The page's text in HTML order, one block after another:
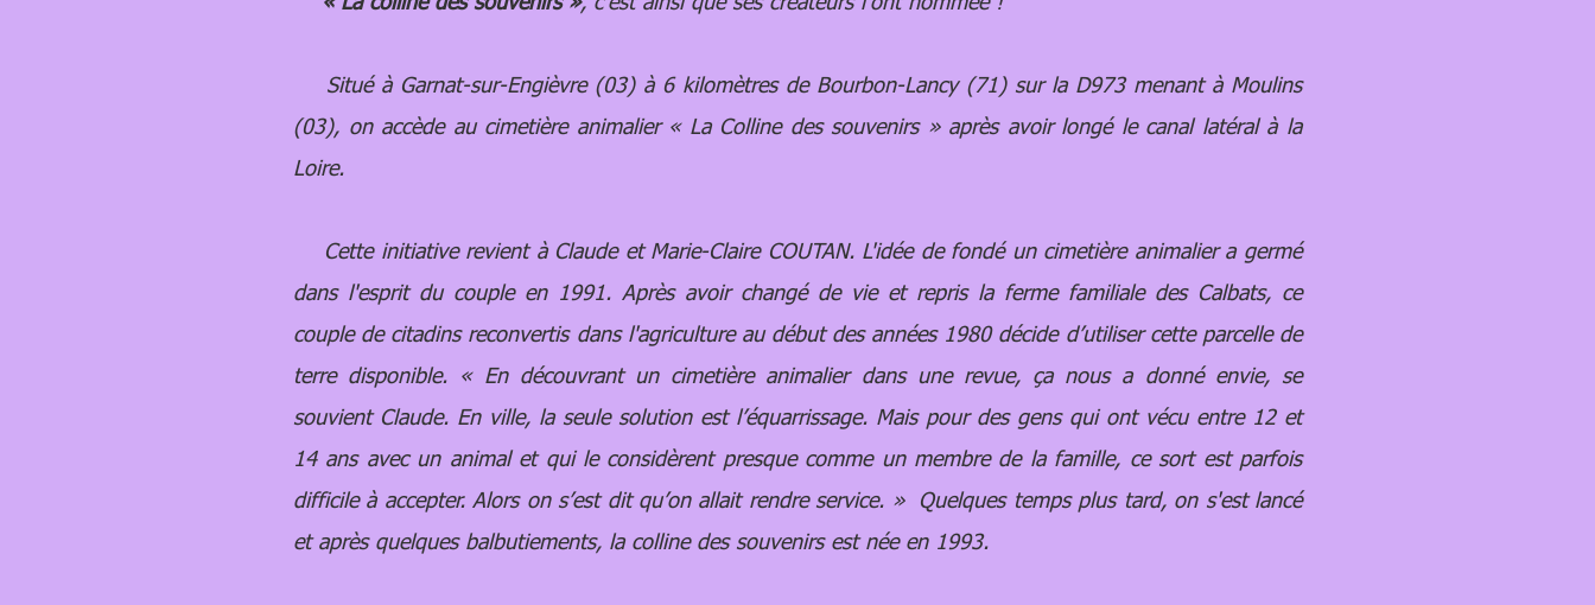
Situé à Garnat-sur-Engièvre (03) à 6 kilomètres de Bourbon-Lancy (71) sur la D973 menant à Moulins
(03), on accède au cimetière animalier « La Colline des souvenirs » après avoir longé le canal latéral à la
Loire.
Cette initiative revient à Claude et Marie-Claire COUTAN. L'idée de fondé un cimetière animalier a germé
dans l'esprit du couple en 1991. Après avoir changé de vie et repris la ferme familiale des Calbats, ce
couple de citadins reconvertis dans l'agriculture au début des années 1980 décide d’utiliser cette parcelle de
terre disponible. « En découvrant un cimetière animalier dans une revue, ça nous a donné envie, se
souvient Claude. En ville, la seule solution est l’équarrissage. Mais pour des gens qui ont vécu entre 12 et
14 ans avec un animal et qui le considèrent presque comme un membre de la famille, ce sort est parfois
difficile à accepter. Alors on s’est dit qu’on allait rendre service. » Quelques temps plus tard, on s'est lancé
et après quelques balbutiements, la colline des souvenirs est née en 1993.